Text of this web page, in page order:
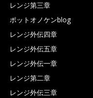
レンジ第三章
ポットオノケンblog
レンジ外伝四章
レンジ外伝五章
レンジ外伝一章
レンジ第二章
レンジ外伝三章